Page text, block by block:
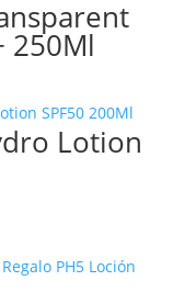
250Ml
Lotion